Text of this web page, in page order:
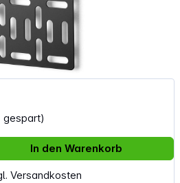
gespart)
Versandkosten
den gewünschten
In den Warenkorb